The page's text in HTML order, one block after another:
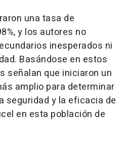
una tasa de
y los autores no
inesperados ni
Basándose en estos
señalan que iniciaron un
amplio para determinar
seguridad y la eficacia de
en esta población de